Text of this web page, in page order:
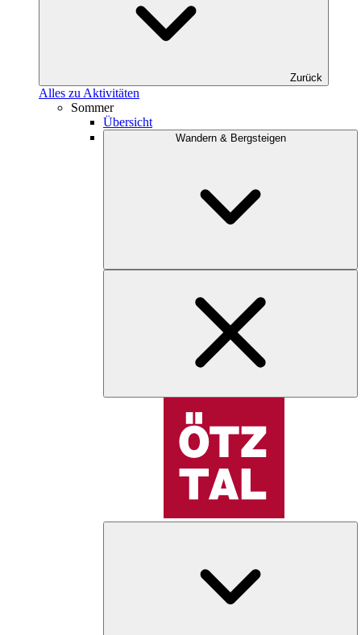
Zurück
Alles zu Aktivitäten
Sommer
Übersicht
Wandern & Bergsteigen